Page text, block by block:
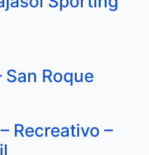
Roque
Recreativo –